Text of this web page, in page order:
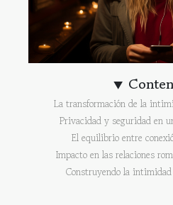
La transformación de la
Privacidad y seguridad en
El equilibrio entre
Impacto en las relaciones
Construyendo la